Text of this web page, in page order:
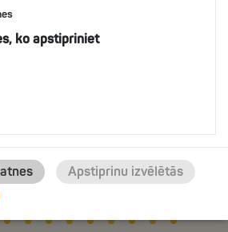
КАРТОФЕЛЬ СО
УКРОПА
ko apstipriniet
Apstiprinu izvēlētās